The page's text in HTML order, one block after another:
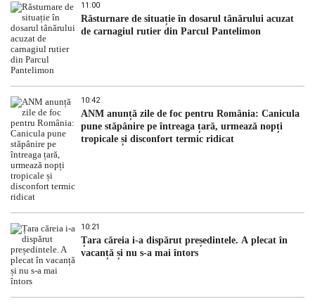
11:00
Răsturnare de situație în dosarul tânărului acuzat
de carnagiul rutier din Parcul Pantelimon
10:42
ANM anunță zile de foc pentru România: Canicula
pune stăpânire pe întreaga țară, urmează nopți
tropicale și disconfort termic ridicat
10:21
Țara căreia i-a dispărut președintele. A plecat în
vacanță și nu s-a mai întors